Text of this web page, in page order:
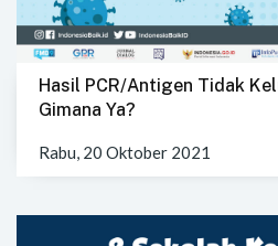
Hasil PCR/Antigen Tidak
Gimana Ya?
Rabu, 20 Oktober 2021